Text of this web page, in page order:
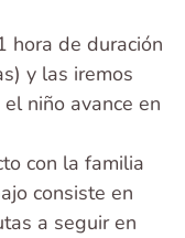
hora de duración
y las iremos
niño avance en
con la familia
consiste en
a seguir en